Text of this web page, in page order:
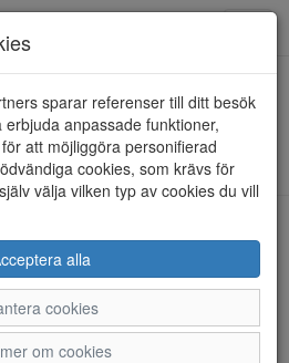
4 DAGAR INOM SVERIGE
KÖP ÖVER 1.500 KR
sparar referenser till ditt besök
anpassade funktioner,
att möjliggöra personifierad
cookies, som krävs för
välja vilken typ av cookies du vill
alla
cookies
om cookies